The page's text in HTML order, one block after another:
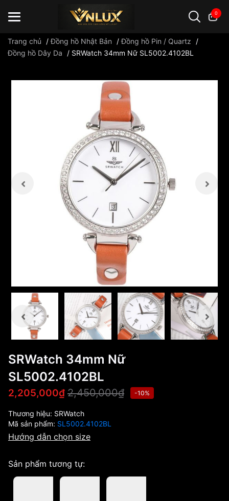
0
Trang chủ /Đồng hồ Nhật Bản /Đồng hồ Pin / Quartz
/
Đồng hồ Dây Da
/ SRWatch 34mm Nữ SL5002.4102BL
SRWatch 34mm Nữ
SL5002.4102BL
2,205,000₫ 2,450,000₫ -10%
Thương hiệu: SRWatch
Mã sản phẩm: SL5002.4102BL
Hướng dẫn chọn size
Sản phẩm tương tự: